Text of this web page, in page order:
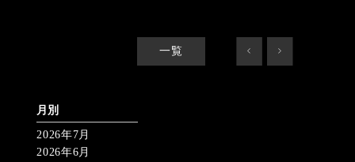
一覧 < >
月別
2026年7月
2026年6月